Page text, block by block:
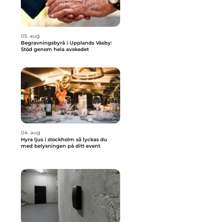
05. aug
Begravningsbyrå i Upplands Väsby:
Stöd genom hela avskedet
04. aug
Hyra ljus i stockholm så lyckas du
med belysningen på ditt event